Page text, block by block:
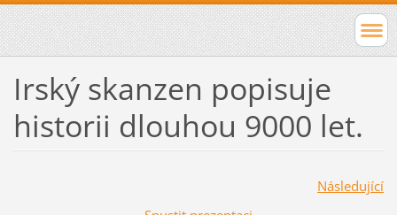
Irský skanzen popisuje
historii dlouhou 9000 let.
Následující